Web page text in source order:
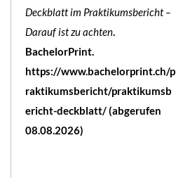
Deckblatt im Praktikumsbericht –
Darauf ist zu achten.
BachelorPrint.
https://www.bachelorprint.ch/p
raktikumsbericht/praktikumsb
ericht-deckblatt/ (abgerufen
08.08.2026)